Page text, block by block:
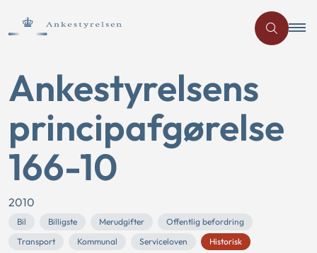
Ankestyrelsens
principafgørelse
166-10
2010
Bil Billigste Merudgifter
Offentlig befordring
Transport
Kommunal Serviceloven
Historisk